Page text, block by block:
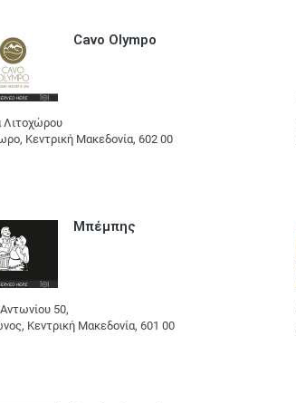
Cavo Olympo
Λιτοχώρου
Κεντρική Μακεδονία, 602 00
Μπέμπης
50,
Κεντρική Μακεδονία, 601 00